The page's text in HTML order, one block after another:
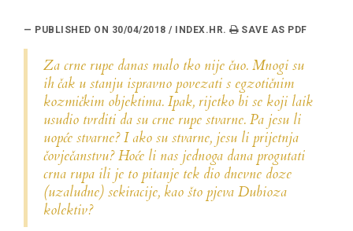
— PUBLISHED ON 30/04/2018 / INDEX.HR.
Za crne rupe danas malo tko nije čuo. Mnogi su
ih čak u stanju ispravno povezati s egzotičnim
kozmičkim objektima. Ipak, rijetko bi se koji laik
usudio tvrditi da su crne rupe stvarne. Pa jesu li
uopće stvarne? I ako su stvarne, jesu li prijetnja
čovječanstvu? Hoće li nas jednoga dana progutati
crna rupa ili je to pitanje tek dio dnevne doze
(uzaludne) sekiracije, kao što pjeva Dubioza
kolektiv?